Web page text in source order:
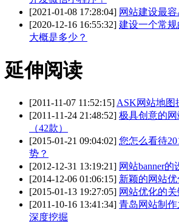
[2021-01-08 17:28:04] 网站建设最
[2020-12-16 16:55:32] 建设一个常
大概是多少？
延伸阅读
[2011-11-07 11:52:15] ASK网站地图
[2011-11-24 21:48:52] 极具创意的
（42款）
[2015-01-21 09:04:02] 您怎么看待
势？
[2012-12-31 13:19:21] 网站banner
[2014-12-06 01:06:15] 新颖的网站
[2015-01-13 19:27:05] 网站优化的
[2011-10-16 13:41:34] 青岛网站制
深度挖掘